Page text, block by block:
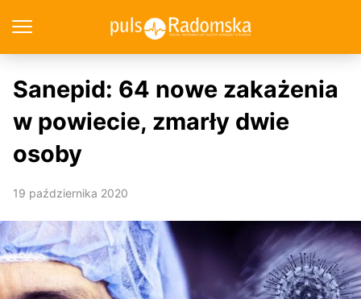
Sanepid: 64 nowe zakażenia
w powiecie, zmarły dwie
osoby
19 października 2020